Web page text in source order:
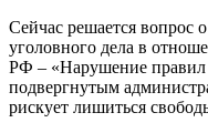
Сейчас решается вопрос
уголовного дела в
РФ – «Нарушение
подвергнутым
рискует лишиться